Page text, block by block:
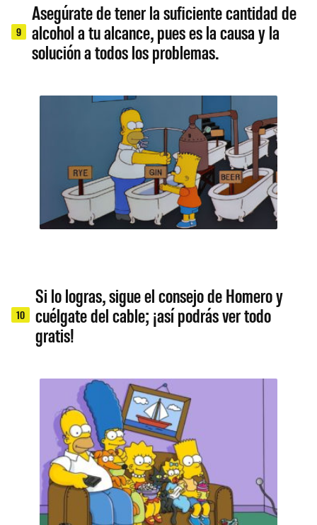
9
Asegúrate de tener la suficiente cantidad de
alcohol a tu alcance, pues es la causa y la
solución a todos los problemas.
10
Si lo logras, sigue el consejo de Homero y
cuélgate del cable; ¡así podrás ver todo
gratis!